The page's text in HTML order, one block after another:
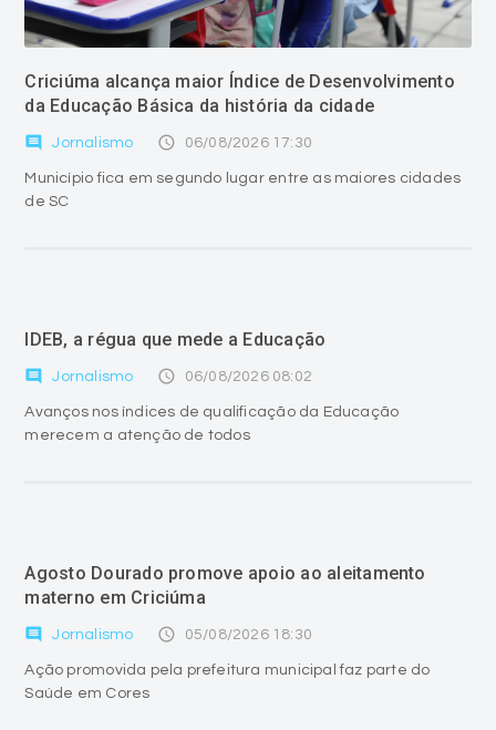
Criciúma alcança maior Índice de Desenvolvimento
da Educação Básica da história da cidade
comment Jornalismo access_time 06/08/2026 17:30
Município fica em segundo lugar entre as maiores cidades
de SC
IDEB, a régua que mede a Educação
comment Jornalismo access_time 06/08/2026 08:02
Avanços nos índices de qualificação da Educação
merecem a atenção de todos
Agosto Dourado promove apoio ao aleitamento
materno em Criciúma
comment Jornalismo access_time 05/08/2026 18:30
Ação promovida pela prefeitura municipal faz parte do
Saúde em Cores